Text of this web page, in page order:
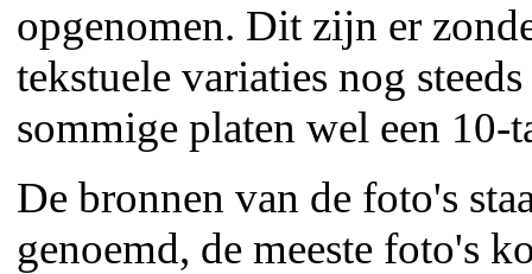
opgenomen. Dit zijn er
tekstuele variaties nog
sommige platen wel een 10-
De bronnen van de foto's
genoemd, de meeste foto's